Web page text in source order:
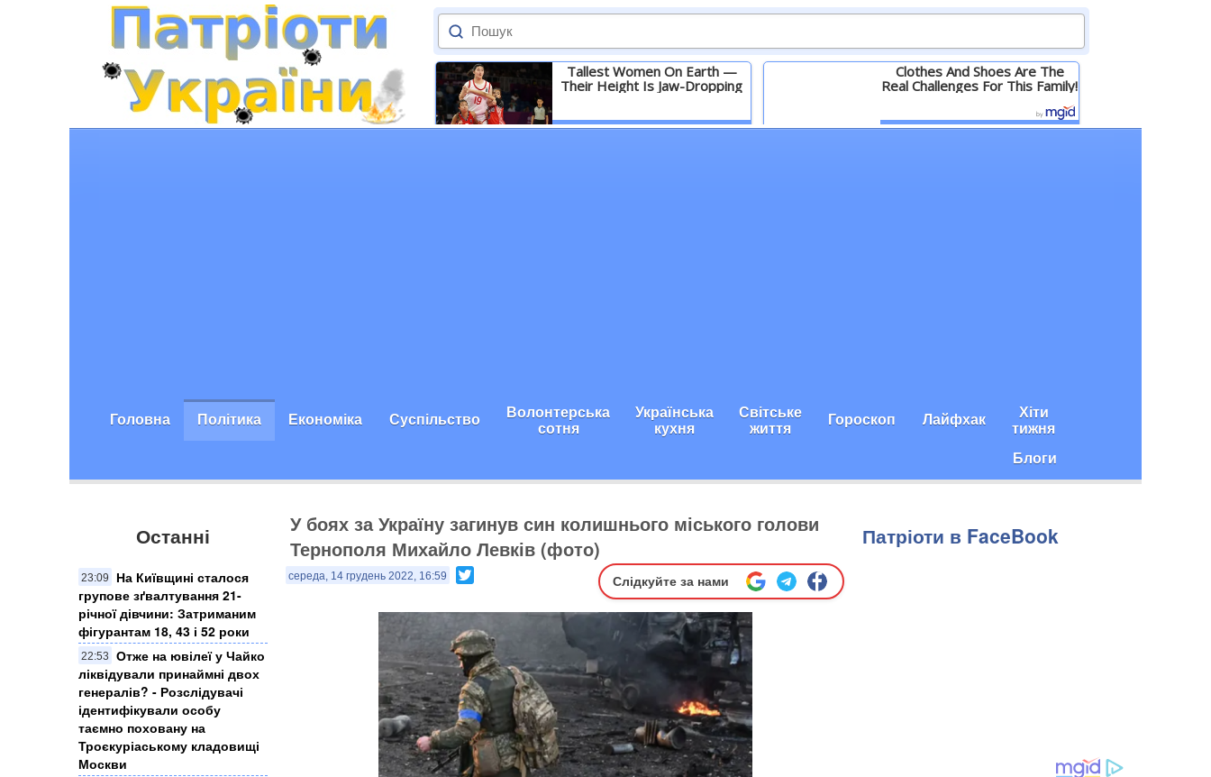
Tallest Women On Earth —
Their Height Is Jaw-Dropping
Детальніше
Clothes And Shoes Are The
Real Challenges For This Family!
Детальніше
Головна Політика Економіка Суспільство Волонтерська
сотня
Українська
кухня
Світське
життя Гороскоп Лайфхак Хіти
тижня
Блоги
Останні
23:09
На Київщині сталося
групове зґвалтування 21-
річної дівчини: Затриманим
фігурантам 18, 43 і 52 роки
22:53
Отже на ювілеї у Чайко
ліквідували принаймні двох
генералів? - Розслідувачі
ідентифікували особу
таємно поховану на
Троєкуріаському кладовищі
Москви
У боях за Україну загинув син колишнього міського голови
Тернополя Михайло Левків (фото)
середа, 14 грудень 2022, 16:59 Слідкуйте за нами
Патріоти в FaceBook